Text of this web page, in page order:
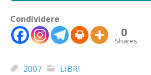
Condividere
0
Shares
2007 LIBRI